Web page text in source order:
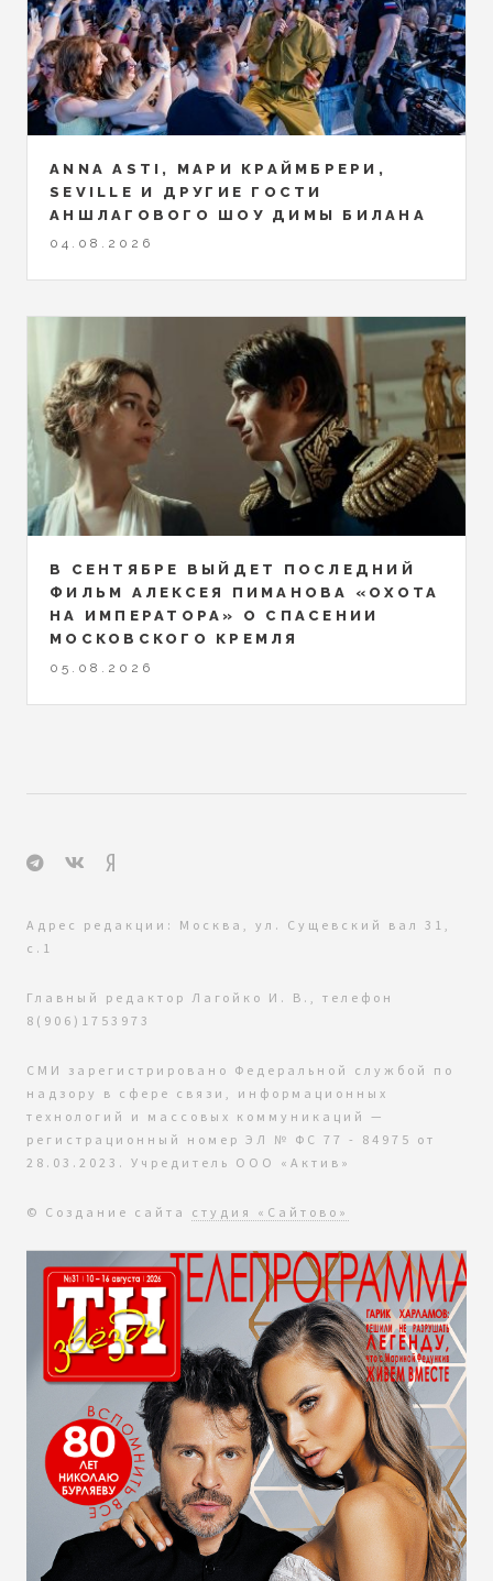
ANNA ASTI, МАРИ КРАЙМБРЕРИ,
SEVILLE И ДРУГИЕ ГОСТИ
АНШЛАГОВОГО ШОУ ДИМЫ БИЛАНА
04.08.2026
В СЕНТЯБРЕ ВЫЙДЕТ ПОСЛЕДНИЙ
ФИЛЬМ АЛЕКСЕЯ ПИМАНОВА «ОХОТА
НА ИМПЕРАТОРА» О СПАСЕНИИ
МОСКОВСКОГО КРЕМЛЯ
05.08.2026
Адрес редакции: Москва, ул. Сущевский вал 31,
с.1
Главный редактор Лагойко И. В., телефон
8(906)1753973
СМИ зарегистрировано Федеральной службой по
надзору в сфере связи, информационных
технологий и массовых коммуникаций —
регистрационный номер ЭЛ № ФС 77 - 84975 от
28.03.2023. Учредитель ООО «Актив»
© Создание сайта студия «Сайтово»